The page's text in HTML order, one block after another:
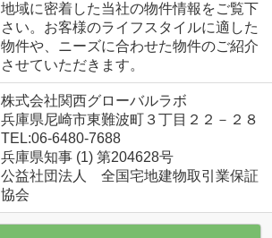
地域に密着した当社の物件情報をご覧下
さい。お客様のライフスタイルに適した
物件や、ニーズに合わせた物件のご紹介
させていただきます。
株式会社関西グローバルラボ
兵庫県尼崎市東難波町３丁目２２－２８
TEL:06-6480-7688
兵庫県知事 (1) 第204628号
公益社団法人 全国宅地建物取引業保証
協会